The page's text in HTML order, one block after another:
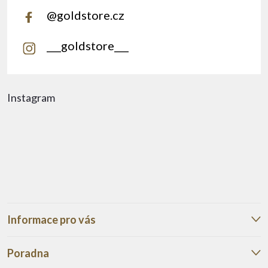
Instagram
Informace pro vás
Poradna
@goldstore.cz
___goldstore___